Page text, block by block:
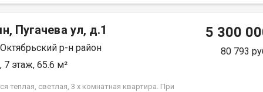
на просмотр. При звонке, пожалуйста,
Большая парковка перед домом.
Пугачева ул, д.1
р-н район
7 этаж, 65.6 м²
теплая, светлая, 3 х комнатная квартира. При
5 300
80 793